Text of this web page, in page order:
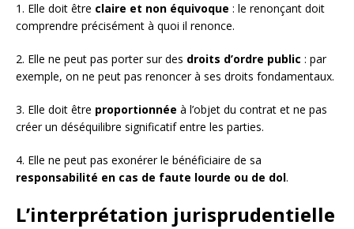
1. Elle doit être claire et non équivoque : le renonçant doit
comprendre précisément à quoi il renonce.
2. Elle ne peut pas porter sur des droits d’ordre public : par
exemple, on ne peut pas renoncer à ses droits fondamentaux.
3. Elle doit être proportionnée à l’objet du contrat et ne pas
créer un déséquilibre significatif entre les parties.
4. Elle ne peut pas exonérer le bénéficiaire de sa
responsabilité en cas de faute lourde ou de dol.
L’interprétation jurisprudentielle